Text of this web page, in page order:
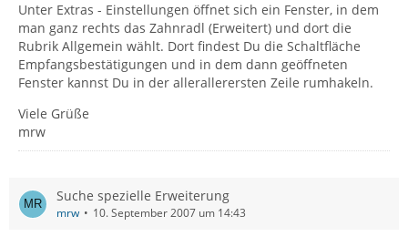
Unter Extras - Einstellungen öffnet sich ein Fenster, in dem
man ganz rechts das Zahnradl (Erweitert) und dort die
Rubrik Allgemein wählt. Dort findest Du die Schaltfläche
Empfangsbestätigungen und in dem dann geöffneten
Fenster kannst Du in der allerallerersten Zeile rumhakeln.
Viele Grüße
mrw
Suche spezielle Erweiterung
mrw 10. September 2007 um 14:43